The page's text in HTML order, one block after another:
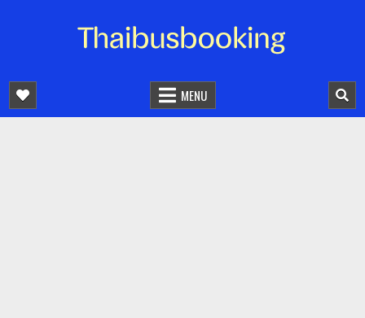
จองตั๋วรถออนไลน์ 24 ชั่วโมง
MENU